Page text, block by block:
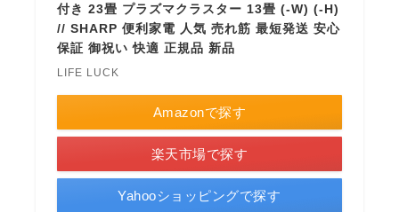
付き 23畳 プラズマクラスター 13畳 (-W) (-H)
// SHARP 便利家電 人気 売れ筋 最短発送 安心
保証 御祝い 快適 正規品 新品
LIFE LUCK
Amazonで探す
楽天市場で探す
Yahooショッピングで探す